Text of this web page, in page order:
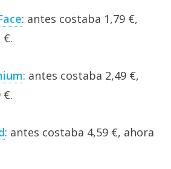
: antes costaba 1,79 €,
€.
: antes costaba 2,49 €,
€.
: antes costaba 4,59 €, ahora